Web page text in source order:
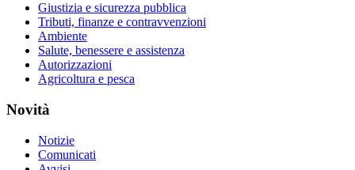
Giustizia e sicurezza pubblica
Tributi, finanze e contravvenzioni
Ambiente
Salute, benessere e assistenza
Autorizzazioni
Agricoltura e pesca
Novità
Notizie
Comunicati